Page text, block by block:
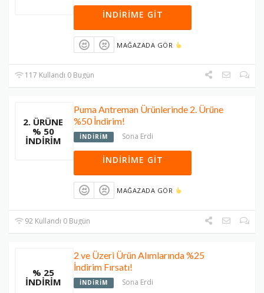
İNDIRIME GIT
MAĞAZADA GÖR
117 Kullandı 0 Bugün
2. ÜRÜNE
% 50
İNDIRIM
Puma Antreman Ürünlerinde 2. Ürüne
%50 İndirim!
İNDIRIM Sona Erdi
İNDIRIME GIT
MAĞAZADA GÖR
92 Kullandı 0 Bugün
% 25
İNDIRIM
2 ve Üzeri Ürün Alımlarında %25
İndirim Fırsatı!
İNDIRIM Sona Erdi